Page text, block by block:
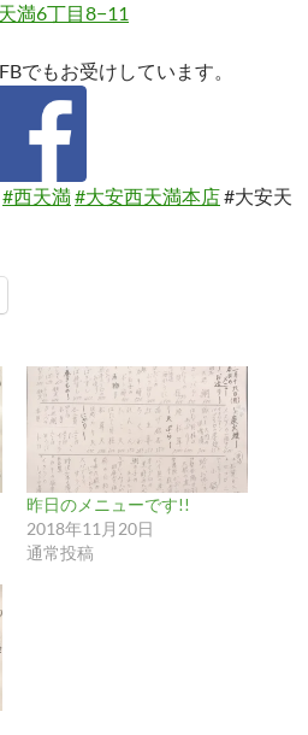
満6丁目8−11
でもお受けしています。
#西天満#大安西天満本店#大安天
昨日のメニューです!!
2018年11月20日
通常投稿